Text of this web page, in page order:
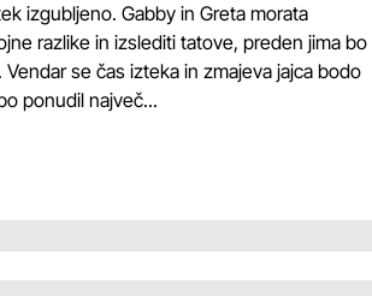
izgubljeno. Gabby in Greta morata
razlike in izslediti tatove, preden jima bo
se čas izteka in zmajeva jajca bodo
ponudil največ...